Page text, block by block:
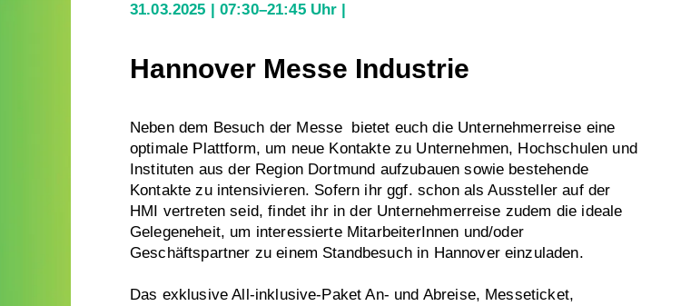
31.03.2025 07:30–21:45 Uhr
Hannover Messe Industrie
Neben dem Besuch der Messe bietet euch die Unternehmerreise eine
optimale Plattform, um neue Kontakte zu Unternehmen, Hochschulen und
Instituten aus der Region Dortmund aufzubauen sowie bestehende
Kontakte zu intensivieren. Sofern ihr ggf. schon als Aussteller auf der
HMI vertreten seid, findet ihr in der Unternehmerreise zudem die ideale
Gelegeneheit, um interessierte MitarbeiterInnen und/oder
Geschäftspartner zu einem Standbesuch in Hannover einzuladen.
Das exklusive All-inklusive-Paket An- und Abreise, Messeticket,